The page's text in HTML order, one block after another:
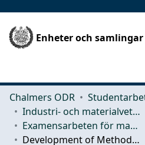
Enheter och samlingar
Chalmers ODR
Industri- och materialvetenskap (IMS)
Examensarbeten för masterexamen
Development of Methodology for Simulation Driven Design